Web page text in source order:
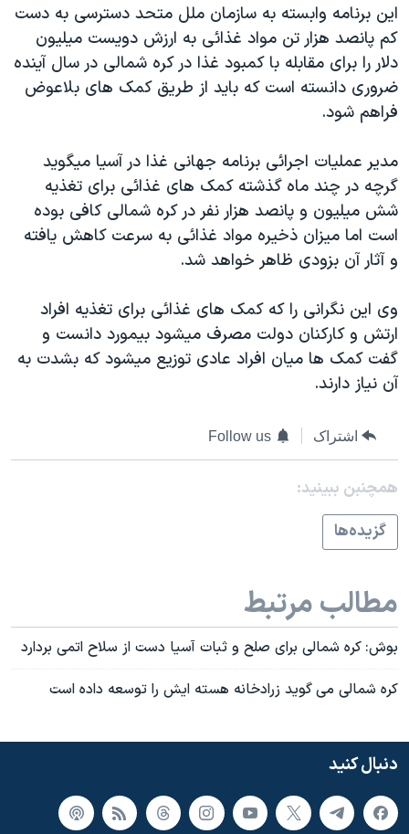
فرهنگ و زندگی
حقوق شهروندی
اقتصادی
اسرائیل در جنگ
گالری عکس
آرشیو پخش زنده
مستندها
انتخابات ریاست جمهوری آمریکا ۲۰۲۴
حمله جمهوری اسلامی به اسرائیل
ورزش زنان در ایران
اعتراضات زن، زندگی، آزادی
مجموعه مستندهای دادخواهی
تریبونال مردمی آبان ۹۸
چهل سال گروگان‌گیری
قانون شفافیت دارائی کادر رهبری ایران
اعتراضات مردمی آبان ۹۸
اسرائیل در جنگ
نرگس محمدی برنده جایزه نوبل صلح
همایش محافظه‌کاران آمریکا «سی‌پک»
صفحه‌های ویژه
دنبال کنید
زبانهای مختلف
اين برنامه وابسته به سازمان ملل متحد دسترسی به دست
کم پانصد هزار تن مواد غذائی به ارزش دويست ميليون
دلار را برای مقابله با کمبود غذا در کره شمالی در سال آينده
ضروری دانسته است که بايد از طريق کمک های بلاعوض
فراهم شود.
مدير عمليات اجرائی برنامه جهانی غذا در آسيا ميگويد
گرچه در چند ماه گذشته کمک های غذائی برای تغذيه
شش ميليون و پانصد هزار نفر در کره شمالی کافی بوده
است اما ميزان ذخيره مواد غذائی به سرعت کاهش يافته
و آثار آن بزودی ظاهر خواهد شد.
وی اين نگرانی را که کمک های غذائی برای تغذيه افراد
ارتش و کارکنان دولت مصرف ميشود بيمورد دانست و
گفت کمک ها ميان افراد عادی توزيع ميشود که بشدت به
آن نياز دارند.
اشتراک Follow us
همچنبن ببینید:
گزيده‌ها
مطالب مرتبط
بوش: کره شمالی برای صلح و ثبات آسيا دست از سلاح اتمی بردارد
کره شمالی می گويد زرادخانه هسته ايش را توسعه داده است
دنبال کنید